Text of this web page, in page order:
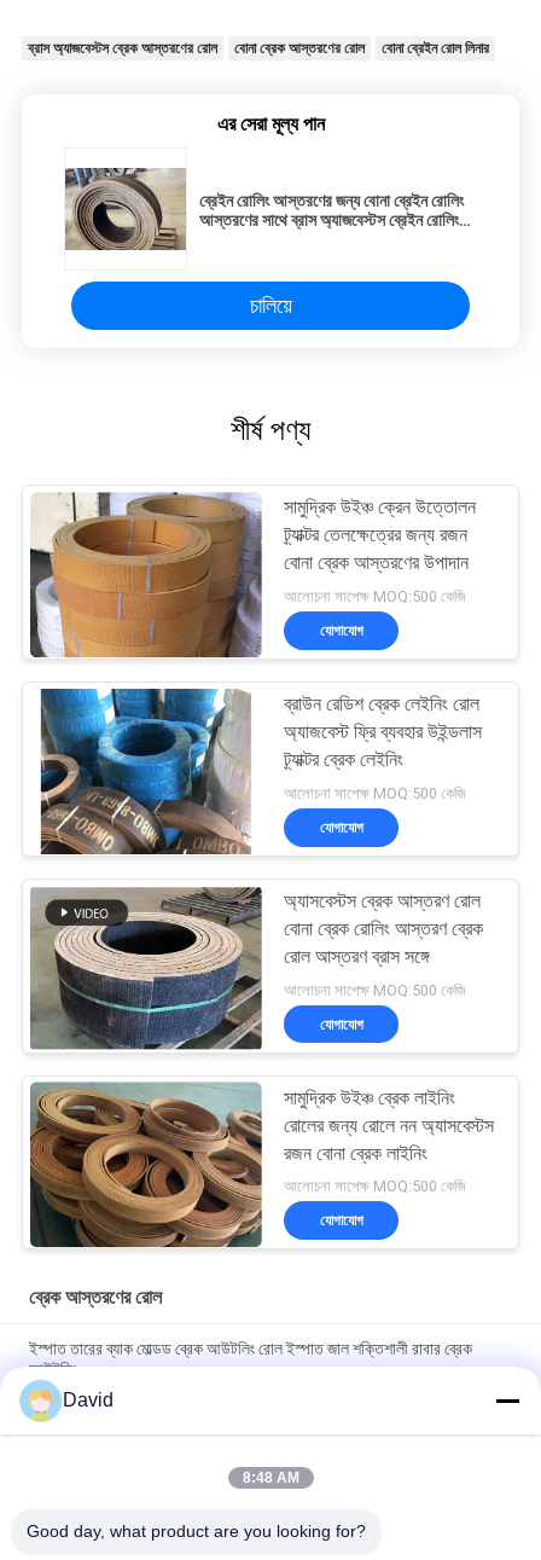
ব্রাস অ্যাজবেস্টস ব্রেক আস্তরণের রোল বোনা ব্রেক আস্তরণের রোল বোনা ব্রেইন রোল লিনার
এর সেরা মূল্য পান
ব্রেইন রোলিং আস্তরণের জন্য বোনা ব্রেইন রোলিং
আস্তরণের সাথে ব্রাস অ্যাজবেস্টস ব্রেইন রোলিং
চালিয়ে
শীর্ষ পণ্য
সামুদ্রিক উইঞ্চ ক্রেন উত্তোলন
ট্র্যাক্টর তেলক্ষেত্রের জন্য রজন
বোনা ব্রেক আস্তরণের উপাদান
আলোচনা সাপেক্ষ MOQ:500 কেজি
যোগাযোগ
ব্রাউন রেডিশ ব্রেক লেইনিং রোল
অ্যাজবেস্ট ফ্রি ব্যবহার উইন্ডলাস
ট্র্যাক্টর ব্রেক লেইনিং
আলোচনা সাপেক্ষ MOQ:500 কেজি
যোগাযোগ
অ্যাসবেস্টস ব্রেক আস্তরণ রোল
বোনা ব্রেক রোলিং আস্তরণ ব্রেক
রোল আস্তরণ ব্রাস সঙ্গে
আলোচনা সাপেক্ষ MOQ:500 কেজি
যোগাযোগ
সামুদ্রিক উইঞ্চ ব্রেক লাইনিং
রোলের জন্য রোলে নন অ্যাসবেস্টস
রজন বোনা ব্রেক লাইনিং
আলোচনা সাপেক্ষ MOQ:500 কেজি
যোগাযোগ
ব্রেক আস্তরণের রোল
ইস্পাত তারের ব্যাক মোল্ডড ব্রেক আউটলিং রোল ইস্পাত জাল শক্তিশালী রাবার ব্রেক
আউটলিং
High Temperature Range -40C To 300C Brake Lining Roll with
ISO9001 Certification and 2mm Thickness
Automotive Brake System Friction Roll 100mm Width for
David
8:48 AM
Good day, what product are you looking for?